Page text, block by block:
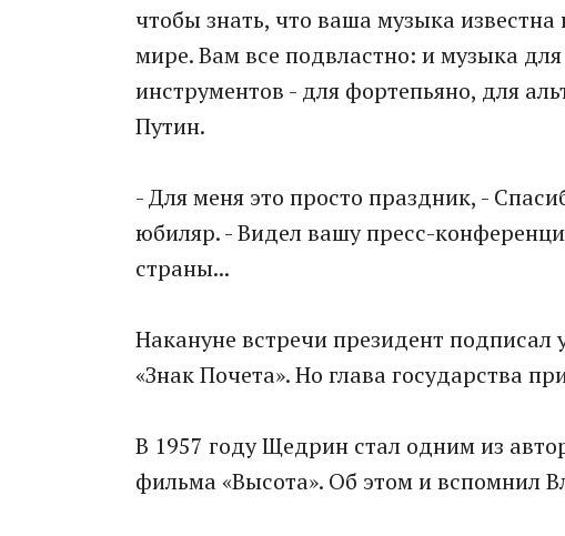
чтобы знать, что ваша музыка
мире. Вам все подвластно: и музыка
инструментов - для фортепьяно, для
Путин.
- Для меня это просто праздник, -
юбиляр. - Видел вашу пресс-
страны...
Накануне встречи президент
«Знак Почета». Но глава государства
В 1957 году Щедрин стал одним из
фильма «Высота». Об этом и вспомнил